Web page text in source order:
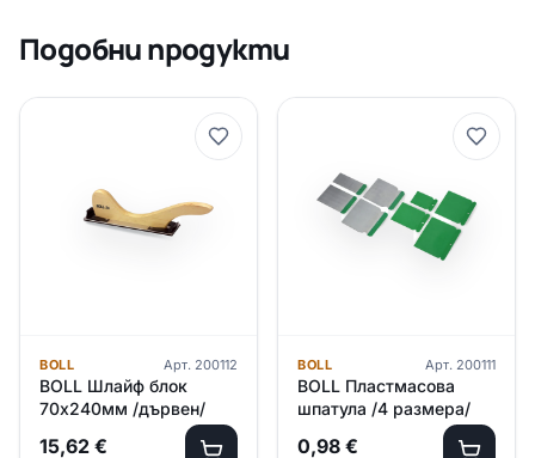
Подобни продукти
BOLL Арт. 200112
BOLL Шлайф блок
70х240мм /дървен/
15,62 €
BOLL Арт. 200111
BOLL Пластмасова
шпатула /4 размера/
0,98 €